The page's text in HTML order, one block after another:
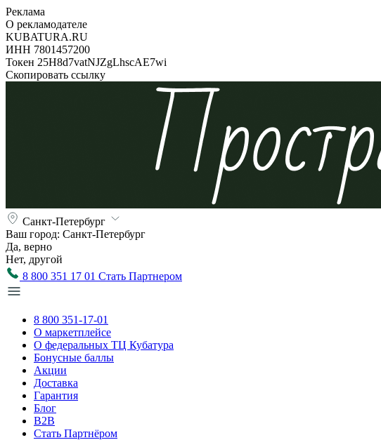
Реклама
О рекламодателе
KUBATURA.RU
ИНН 7801457200
Токен 25H8d7vatNJZgLhscAE7wi
Скопировать ссылку
Санкт-Петербург
Ваш город: Санкт-Петербург
Да, верно
Нет, другой
8 800 351 17 01 Стать Партнером
8 800 351-17-01
О маркетплейсе
О федеральных ТЦ Кубатура
Бонусные баллы
Акции
Доставка
Гарантия
Блог
B2B
Стать Партнёром